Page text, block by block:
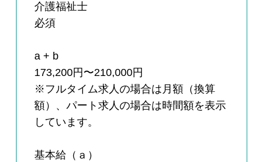
介護福祉士
必須
a + b
173,200円〜210,000円
※フルタイム求人の場合は月額（換算
額）、パート求人の場合は時間額を表示
しています。
基本給（ａ）